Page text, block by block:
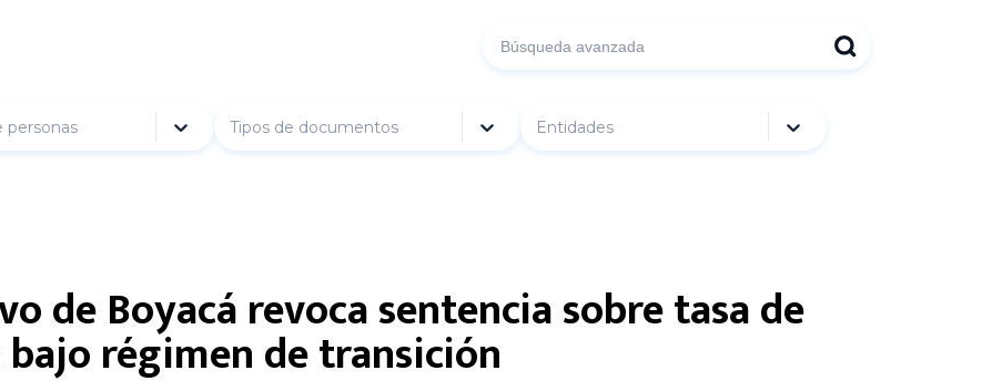
personas Tipos de documentos Entidades
de Boyacá revoca sentencia sobre tasa de
régimen de transición